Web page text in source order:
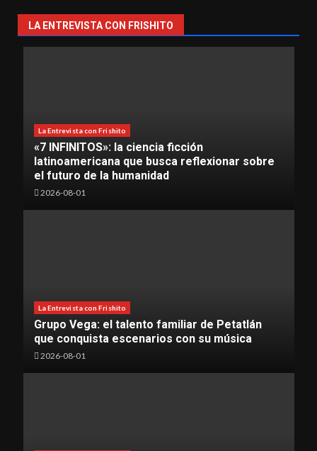
LA ENTREVISTA CON FRISHITO
La Entrevista con Frishito
«7 INFINITOS»: la ciencia ficción
latinoamericana que busca reflexionar sobre
el futuro de la humanidad
2026-08-01
La Entrevista con Frishito
Grupo Vega: el talento familiar de Petatlán
que conquista escenarios con su música
2026-08-01